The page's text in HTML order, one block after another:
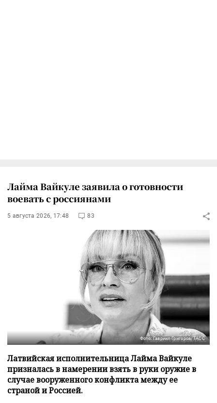
Лайма Вайкуле заявила о готовности
воевать с россиянами
5 августа 2026, 17:48 83
Фото: Гавриил Григоров/ТАСС
Латвийская исполнительница Лайма Вайкуле
призналась в намерении взять в руки оружие в
случае вооруженного конфликта между ее
страной и Россией.